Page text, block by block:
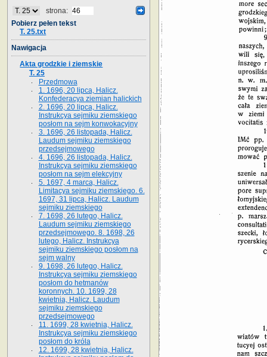
strona:
Pobierz pełen tekst
T. 25.txt
Nawigacja
Akta grodzkie i ziemskie
T. 25
Przedmowa
1. 1696, 20 lipca, Halicz.
Konfederacya ziemian halickich
2. 1696, 20 lipca, Halicz.
Instrukcya sejmiku ziemskiego
posłom na sejm konwokacyjny
3. 1696, 26 listopada, Halicz.
Laudum sejmiku ziemskiego
przedsejmowego
4. 1696, 26 listopada, Halicz.
Instrukcya sejmiku ziemskiego
posłom na sejm elekcyjny
5. 1697, 4 marca, Halicz.
Limitacya sejmiku ziemskiego. 6.
1697, 31 lipca, Halicz. Laudum
sejmiku ziemskiego
7. 1698, 26 lutego, Halicz.
Laudum sejmiku ziemskiego
przedsejmowego. 8. 1698, 26
lutego, Halicz. Instrukcya
sejmiku ziemskiego posłom na
sejm walny
9. 1698, 26 lutego, Halicz.
Instrukcya sejmiku ziemskiego
posłom do hetmanów
koronnych. 10. 1699, 28
kwietnia, Halicz. Laudum
sejmiku ziemskiego
przedsejmowego
11. 1699, 28 kwietnia, Halicz.
Instrukcya sejmiku ziemskiego
posłom do króla
12. 1699, 28 kwietnia, Halicz.